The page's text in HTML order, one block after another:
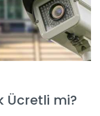
Ücretli mi?